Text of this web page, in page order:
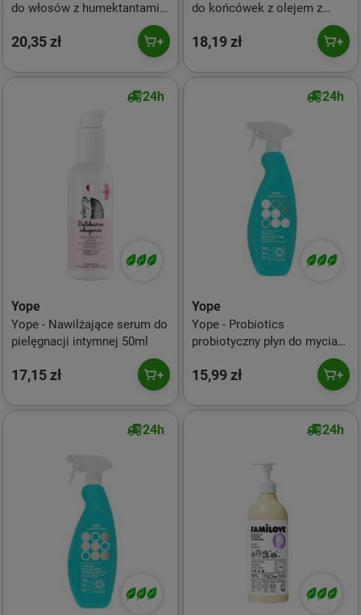
do włosów z humektantami
20,35 zł
do końcówek z olejem z
18,19 zł
24h
Yope
Yope - Nawilżające serum do
pielęgnacji intymnej 50ml
17,15 zł
24h
Yope
Yope - Probiotics
probiotyczny płyn do mycia
15,99 zł
24h 24h